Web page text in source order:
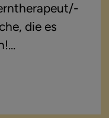
die es